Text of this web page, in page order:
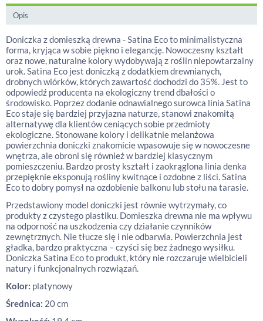
Opis
Doniczka z domieszką drewna - Satina Eco to minimalistyczna
forma, kryjąca w sobie piękno i elegancję. Nowoczesny kształt
oraz nowe, naturalne kolory wydobywają z roślin niepowtarzalny
urok. Satina Eco jest doniczką z dodatkiem drewnianych,
drobnych wiórków, których zawartość dochodzi do 35%. Jest to
odpowiedź producenta na ekologiczny trend dbałości o
środowisko. Poprzez dodanie odnawialnego surowca linia Satina
Eco staje się bardziej przyjazna naturze, stanowi znakomitą
alternatywę dla klientów ceniących sobie przedmioty
ekologiczne. Stonowane kolory i delikatnie melanżowa
powierzchnia doniczki znakomicie wpasowuje się w nowoczesne
wnętrza, ale obroni się również w bardziej klasycznym
pomieszczeniu. Bardzo prosty kształt i zaokrąglona linia denka
przepięknie eksponują rośliny kwitnące i ozdobne z liści. Satina
Eco to dobry pomysł na ozdobienie balkonu lub stołu na tarasie.
Przedstawiony model doniczki jest równie wytrzymały, co
produkty z czystego plastiku. Domieszka drewna nie ma wpływu
na odporność na uszkodzenia czy działanie czynników
zewnętrznych. Nie tłucze się i nie odbarwia. Powierzchnia jest
gładka, bardzo praktyczna – czyści się bez żadnego wysiłku.
Doniczka Satina Eco to produkt, który nie rozczaruje wielbicieli
natury i funkcjonalnych rozwiązań.
Kolor: platynowy
Średnica: 20 cm